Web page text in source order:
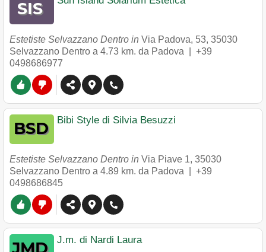
Estetiste Selvazzano Dentro in Via Padova, 53, 35030
Selvazzano Dentro a 4.73 km. da Padova | +39
0498686977
Bibi Style di Silvia Besuzzi
Estetiste Selvazzano Dentro in Via Piave 1, 35030
Selvazzano Dentro a 4.89 km. da Padova | +39
0498686845
J.m. di Nardi Laura